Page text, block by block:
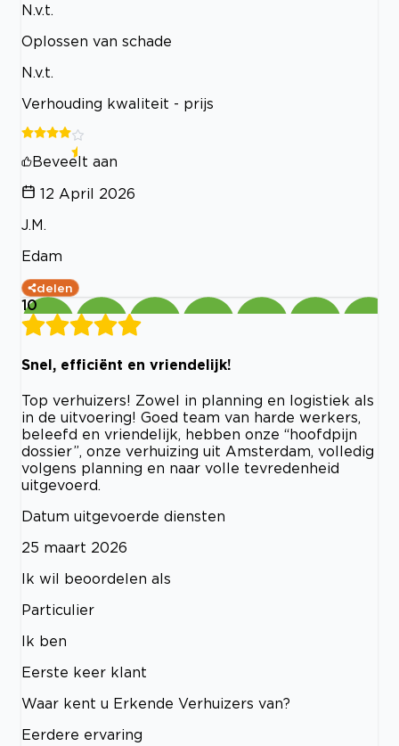
N.v.t.
Oplossen van schade
N.v.t.
Verhouding kwaliteit - prijs
Beveelt aan
12 April 2026
J.M.
Edam
delen
10
Snel, efficiënt en vriendelijk!
Top verhuizers! Zowel in planning en logistiek als
in de uitvoering! Goed team van harde werkers,
beleefd en vriendelijk, hebben onze “hoofdpijn
dossier”, onze verhuizing uit Amsterdam, volledig
volgens planning en naar volle tevredenheid
uitgevoerd.
Datum uitgevoerde diensten
25 maart 2026
Ik wil beoordelen als
Particulier
Ik ben
Eerste keer klant
Waar kent u Erkende Verhuizers van?
Eerdere ervaring